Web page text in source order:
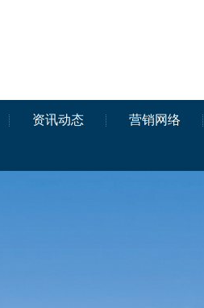
资讯动态 营销网络